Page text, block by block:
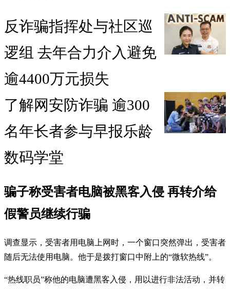
反诈骗指挥处与社区巡
逻组 去年合力介入避免
逾4400万元损失
了解网安防诈骗 逾300
名年长者参与早报乐龄
数码学堂
骗子称受害者电脑被黑客入侵 再转介给
假警员继续行骗
调查显示，受害者用电脑上网时，一个窗口突然弹出，受害者
随后无法使用电脑。他于是拨打窗口中附上的“微软热线”。
“热线职员”称他的电脑遭黑客入侵，用以进行非法活动，并转